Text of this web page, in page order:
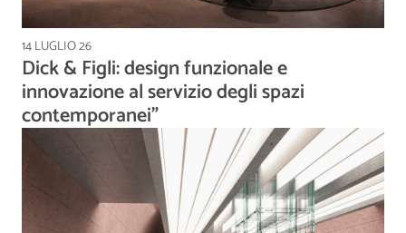
14 LUGLIO 26
Dick & Figli: design funzionale e
innovazione al servizio degli spazi
contemporanei”